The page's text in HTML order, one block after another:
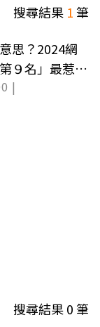
搜尋結果 1筆
思？2024網
９名」最惹人
|
搜尋結果0筆